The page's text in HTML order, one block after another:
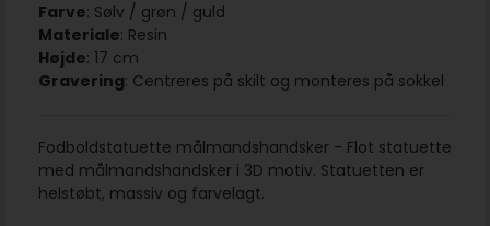
Farve: Sølv / grøn / guld
Materiale: Resin
Højde: 17 cm
Gravering: Centreres på skilt og monteres på sokkel
Fodboldstatuette målmandshandsker - Flot statuette
med målmandshandsker i 3D motiv. Statuetten er
helstøbt, massiv og farvelagt.